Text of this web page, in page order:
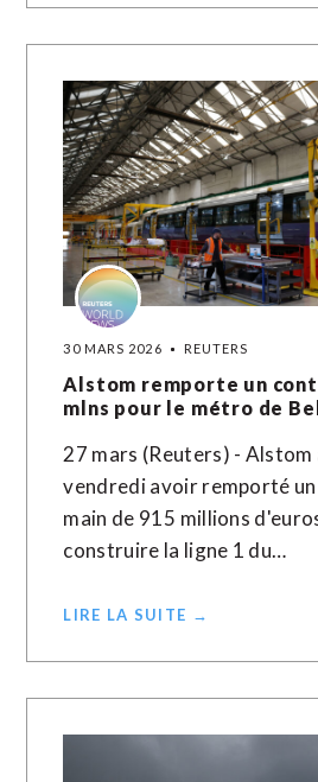
30 MARS 2026 REUTERS
Alstom remporte un
mlns pour le métro de
27 mars (Reuters) - Alstom
vendredi avoir remporté
‌main de ​915 ⁠millions
construire ‌la ‌ligne 1 du…
LIRE LA SUITE →